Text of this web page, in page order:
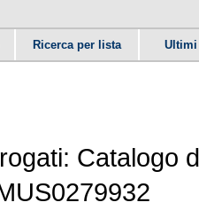
Ricerca per lista
Catalogo